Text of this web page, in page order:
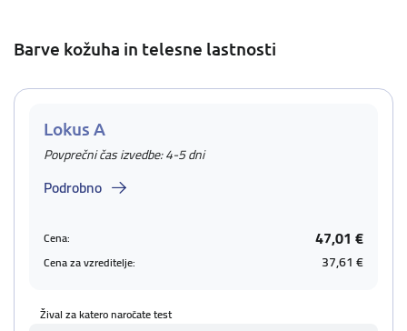
Barve kožuha in telesne lastnosti
Lokus A
Povprečni čas izvedbe: 4-5 dni
Podrobno
Cena: 47,01 €
Cena za vzreditelje: 37,61 €
Žival za katero naročate test